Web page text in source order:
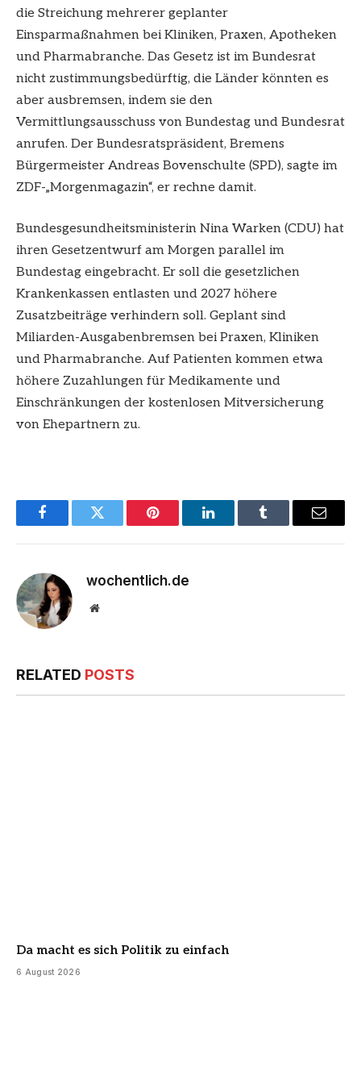
die Streichung mehrerer geplanter
Einsparmaßnahmen bei Kliniken, Praxen, Apotheken
und Pharmabranche. Das Gesetz ist im Bundesrat
nicht zustimmungsbedürftig, die Länder könnten es
aber ausbremsen, indem sie den
Vermittlungsausschuss von Bundestag und Bundesrat
anrufen. Der Bundesratspräsident, Bremens
Bürgermeister Andreas Bovenschulte (SPD), sagte im
ZDF-„Morgenmagazin“, er rechne damit.
Bundesgesundheitsministerin Nina Warken (CDU) hat
ihren Gesetzentwurf am Morgen parallel im
Bundestag eingebracht. Er soll die gesetzlichen
Krankenkassen entlasten und 2027 höhere
Zusatzbeiträge verhindern soll. Geplant sind
Miliarden-Ausgabenbremsen bei Praxen, Kliniken
und Pharmabranche. Auf Patienten kommen etwa
höhere Zuzahlungen für Medikamente und
Einschränkungen der kostenlosen Mitversicherung
von Ehepartnern zu.
FacebookTwitter Pinterest LinkedInTumblr Email
wochentlich.de
Website
RELATED POSTS
Da macht es sich Politik zu einfach
6 August 2026